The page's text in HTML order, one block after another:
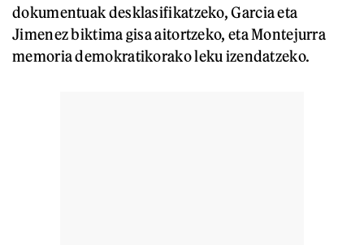
dokumentuak desklasifikatzeko, Garcia eta
Jimenez biktima gisa aitortzeko, eta Montejurra
memoria demokratikorako leku izendatzeko.